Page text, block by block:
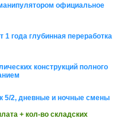
официальное
года глубинная переработка
конструкций полного
5/2, дневные и ночные смены
+ кол-во складских